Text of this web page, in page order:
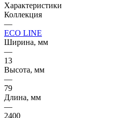
Характеристики
Коллекция
—
ECO LINE
Ширина, мм
—
13
Высота, мм
—
79
Длина, мм
—
2400